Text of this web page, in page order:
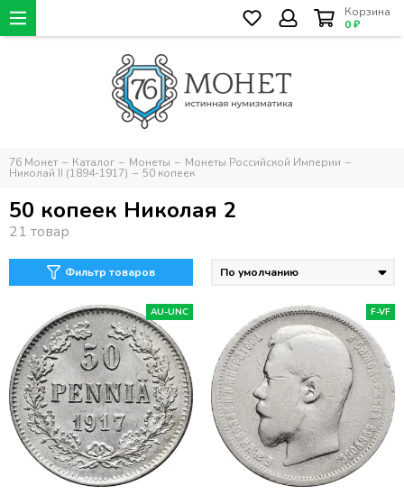
Корзина
0 ₽
76 Монет Каталог Монеты Монеты Российской Империи
Николай II (1894-1917) 50 копеек
50 копеек Николая 2
Фильтр товаров
AU-UNC F-VF